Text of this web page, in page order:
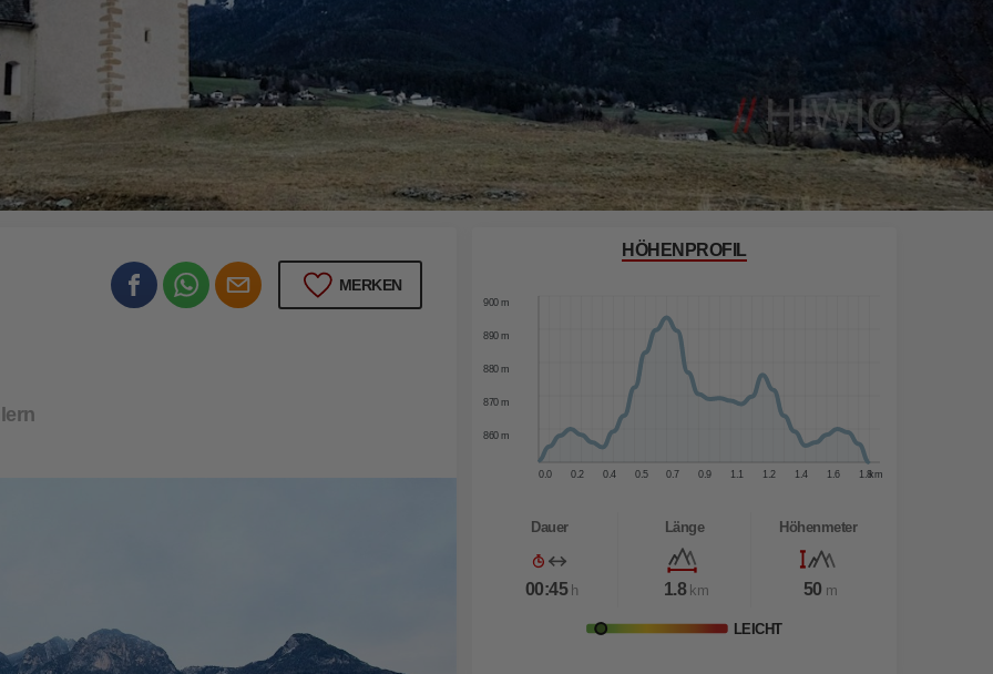
MERKEN
HÖHENPROFIL
0.0 0.2 0.4 0.5 0.7 0.9 1.1 1.2 1.4 1.6 1.8km
860 m
870 m
880 m
890 m
900 m
Dauer
00:45 h
Länge
1.8 km
Höhenmeter
50 m
LEICHT